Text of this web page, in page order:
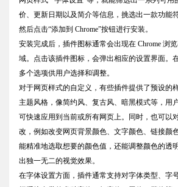
价、更新日期以及简介等信息，挑选出一款功能
然后点击“添加到 Chrome”按钮进行安装。
安装完成后，插件图标通常会出现在 Chrome 浏
域。点击该插件图标，会弹出相应的设置界面。
多个选项供用户选择和调整。
对于网页样式的自定义，有些插件提供了预设的
主题风格，像简约风、复古风、暗黑模式等，用
可快速应用到当前或所有网页上。同时，也可以
改，例如改变网页背景颜色、文字颜色、链接颜
能精准地选取想要的颜色值，还能调整颜色的透
出独一无二的视觉效果。
在字体设置方面，插件通常支持对字体类型、字